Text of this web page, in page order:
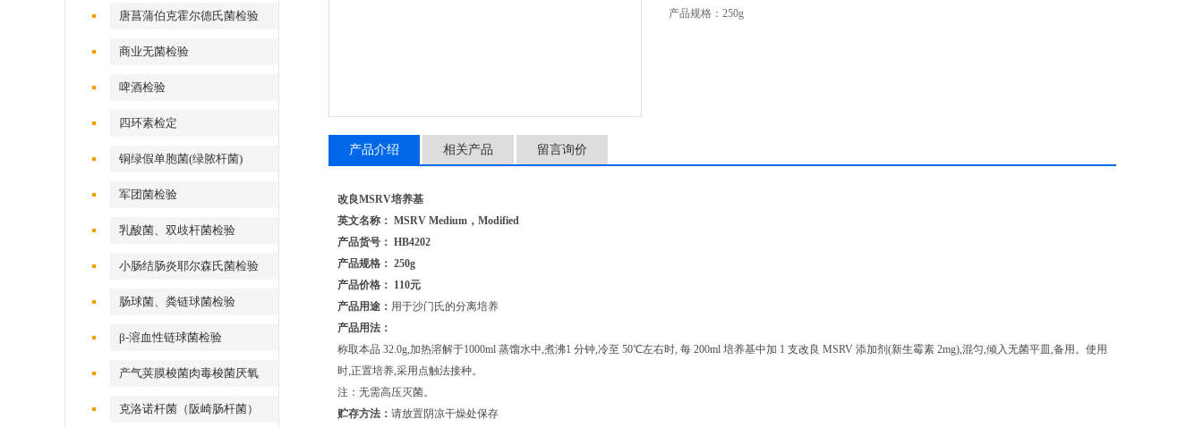
唐菖蒲伯克霍尔德氏菌检验
商业无菌检验
啤酒检验
四环素检定
铜绿假单胞菌(绿脓杆菌)
军团菌检验
乳酸菌、双歧杆菌检验
小肠结肠炎耶尔森氏菌检验
肠球菌、粪链球菌检验
β-溶血性链球菌检验
产气荚膜梭菌肉毒梭菌厌氧
克洛诺杆菌（阪崎肠杆菌）
产品规格：250g
产品介绍 相关产品 留言询价
改良MSRV培养基
英文名称： MSRV Medium，Modified
产品货号： HB4202
产品规格： 250g
产品价格： 110元
产品用途： 用于沙门氏的分离培养
产品用法：
称取本品 32.0g,加热溶解于1000ml 蒸馏水中,煮沸1 分钟,冷至 50℃左右时, 每 200ml 培养基中加 1 支改良 MSRV 添加剂(新生霉素 2mg),混匀,倾入无菌平皿,备用。使用
时,正置培养,采用点触法接种。
注：无需高压灭菌。
贮存方法： 请放置阴凉干燥处保存